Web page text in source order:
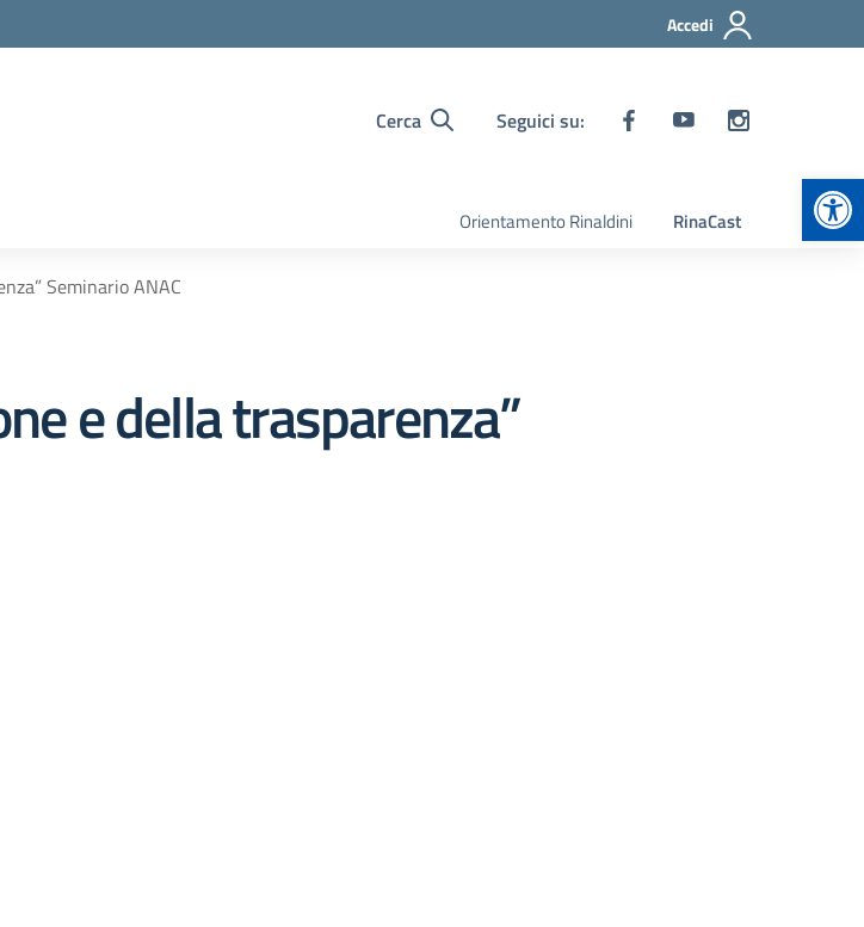
Accedi
Cerca Seguici su:
Orientamento Rinaldini RinaCast
Seminario ANAC
e della trasparenza”